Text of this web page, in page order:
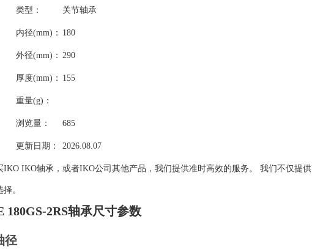
类型： 关节轴承
内径(mm)： 180
外径(mm)： 290
厚度(mm)： 155
重量(g)：
浏览量： 685
更新日期： 2026.08.07
IKO IKO轴承，或者IKO公司其他产品，我们提供准时高效的服务。 我们不仅提
。
180GS-2RS轴承尺寸参数
径